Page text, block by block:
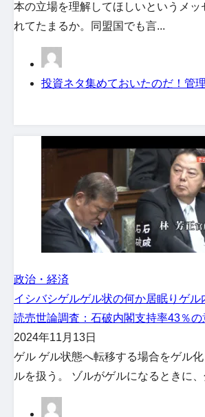
本の立場を理解してほしいというメ
れてたまるか。同盟国でも言...
投資ネタ集めておいたのだ！管
政治・経済
イシバシゲルゲル状の何か居眠りゲル
読売世論調査：石破内閣支持率43％の
2024年11月13日
ゲル ゲル状態へ転移する場合をゲル
ルを扱う。 ゾルがゲルになるときに